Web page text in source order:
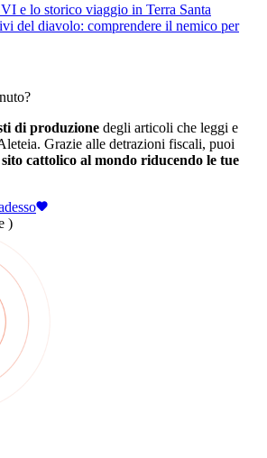
e lo storico viaggio in Terra Santa
del diavolo: comprendere il nemico per
di produzione degli articoli che leggi e
Grazie alle detrazioni fiscali, puoi
cattolico al mondo riducendo le tue
)